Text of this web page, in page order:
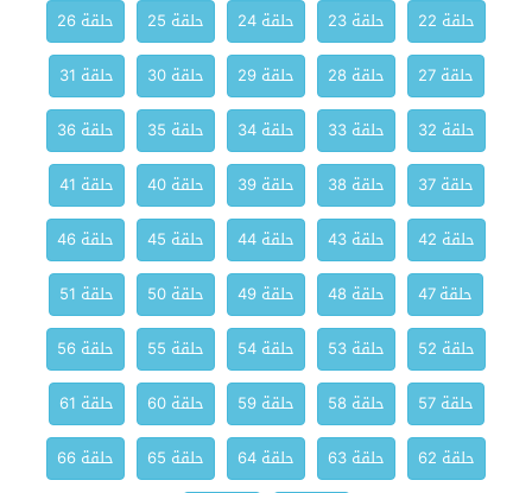
حلقة 22
حلقة 23 حلقة 24 حلقة 25
حلقة 26
حلقة 27
حلقة 28 حلقة 29 حلقة 30
حلقة 31
حلقة 32
حلقة 33 حلقة 34 حلقة 35
حلقة 36
حلقة 37
حلقة 38 حلقة 39 حلقة 40
حلقة 41
حلقة 42
حلقة 43 حلقة 44 حلقة 45
حلقة 46
حلقة 47
حلقة 48 حلقة 49 حلقة 50
حلقة 51
حلقة 52
حلقة 53 حلقة 54 حلقة 55
حلقة 56
حلقة 57
حلقة 58 حلقة 59 حلقة 60
حلقة 61
حلقة 62
حلقة 63 حلقة 64 حلقة 65
حلقة 66